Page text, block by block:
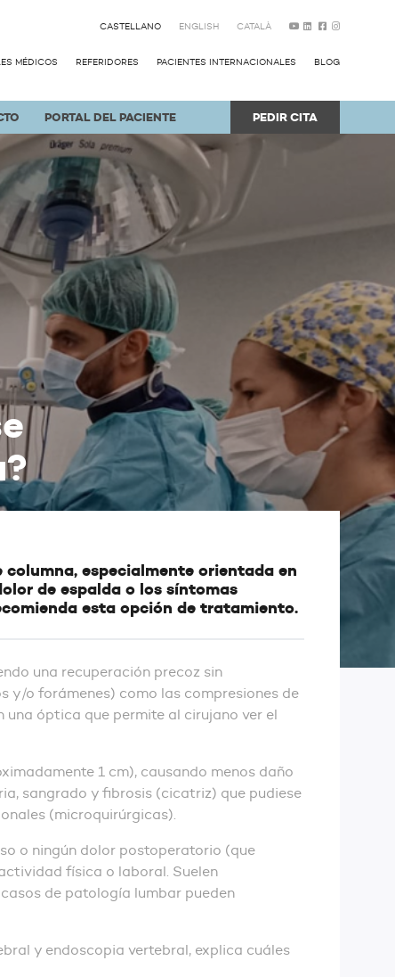
CASTELLANO ENGLISH CATALÀ
MÉDICOS REFERIDORES PACIENTES INTERNACIONALES BLOG
PORTAL DEL PACIENTE PEDIR CITA
especialmente orientada en
de espalda o los síntomas
esta opción de tratamiento.
una recuperación precoz sin
y/o forámenes) como las compresiones de
óptica que permite al cirujano ver el
1 cm), causando menos daño
sangrado y fibrosis (cicatriz) que pudiese
(microquirúrgicas).
o ningún dolor postoperatorio (que
física o laboral. Suelen
de patología lumbar pueden
y endoscopia vertebral, explica cuáles